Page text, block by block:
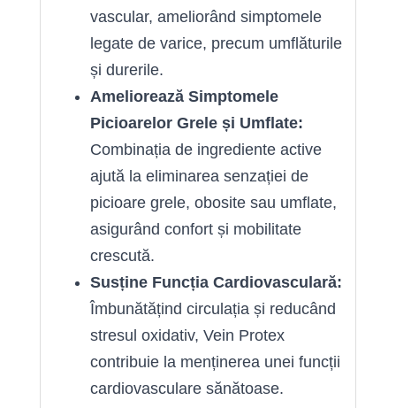
vascular, ameliorând simptomele
legate de varice, precum umflăturile
și durerile.
Ameliorează Simptomele
Picioarelor Grele și Umflate:
Combinația de ingrediente active
ajută la eliminarea senzației de
picioare grele, obosite sau umflate,
asigurând confort și mobilitate
crescută.
Susține Funcția Cardiovasculară:
Îmbunătățind circulația și reducând
stresul oxidativ, Vein Protex
contribuie la menținerea unei funcții
cardiovasculare sănătoase.